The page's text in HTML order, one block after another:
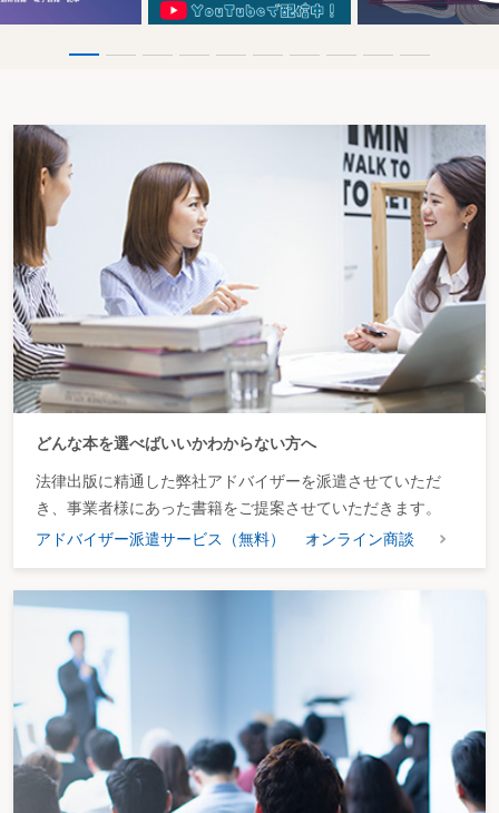
どんな本を選べばいいかわからない方へ
法律出版に精通した弊社アドバイザーを派遣させていただ
き、事業者様にあった書籍をご提案させていただきます。
アドバイザー派遣サービス（無料）
オンライン商談